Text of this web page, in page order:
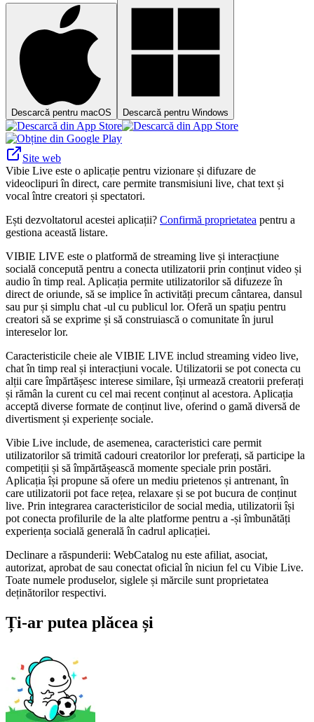
Descarcă pentru macOS Descarcă pentru Windows
Site web
Vibie Live este o aplicație pentru vizionare și difuzare de
videoclipuri în direct, care permite transmisiuni live, chat text și
vocal între creatori și spectatori.
Ești dezvoltatorul acestei aplicații? Confirmă proprietatea pentru a
gestiona această listare.
VIBIE LIVE este o platformă de streaming live și interacțiune
socială concepută pentru a conecta utilizatorii prin conținut video și
audio în timp real. Aplicația permite utilizatorilor să difuzeze în
direct de oriunde, să se implice în activități precum cântarea, dansul
sau pur și simplu chat -ul cu publicul lor. Oferă un spațiu pentru
creatori să se exprime și să construiască o comunitate în jurul
intereselor lor.
Caracteristicile cheie ale VIBIE LIVE includ streaming video live,
chat în timp real și interacțiuni vocale. Utilizatorii se pot conecta cu
alții care împărtășesc interese similare, își urmează creatorii preferați
și rămân la curent cu cel mai recent conținut al acestora. Aplicația
acceptă diverse formate de conținut live, oferind o gamă diversă de
divertisment și experiențe sociale.
Vibie Live include, de asemenea, caracteristici care permit
utilizatorilor să trimită cadouri creatorilor lor preferați, să participe la
competiții și să împărtășească momente speciale prin postări.
Aplicația își propune să ofere un mediu prietenos și antrenant, în
care utilizatorii pot face rețea, relaxare și se pot bucura de conținut
live. Prin integrarea caracteristicilor de social media, utilizatorii își
pot conecta profilurile de la alte platforme pentru a -și îmbunătăți
experiența socială generală în cadrul aplicației.
Declinare a răspunderii: WebCatalog nu este afiliat, asociat,
autorizat, aprobat de sau conectat oficial în niciun fel cu Vibie Live.
Toate numele produselor, siglele și mărcile sunt proprietatea
deținătorilor respectivi.
Ți-ar putea plăcea și